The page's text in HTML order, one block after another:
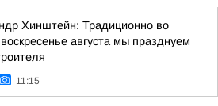
Хинштейн: Традиционно во
августа мы празднуем
11:15